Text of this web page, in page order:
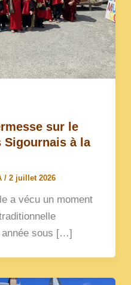
sur le
Sigournais à la
/ 2 juillet 2026
a vécu un moment
année sous […]